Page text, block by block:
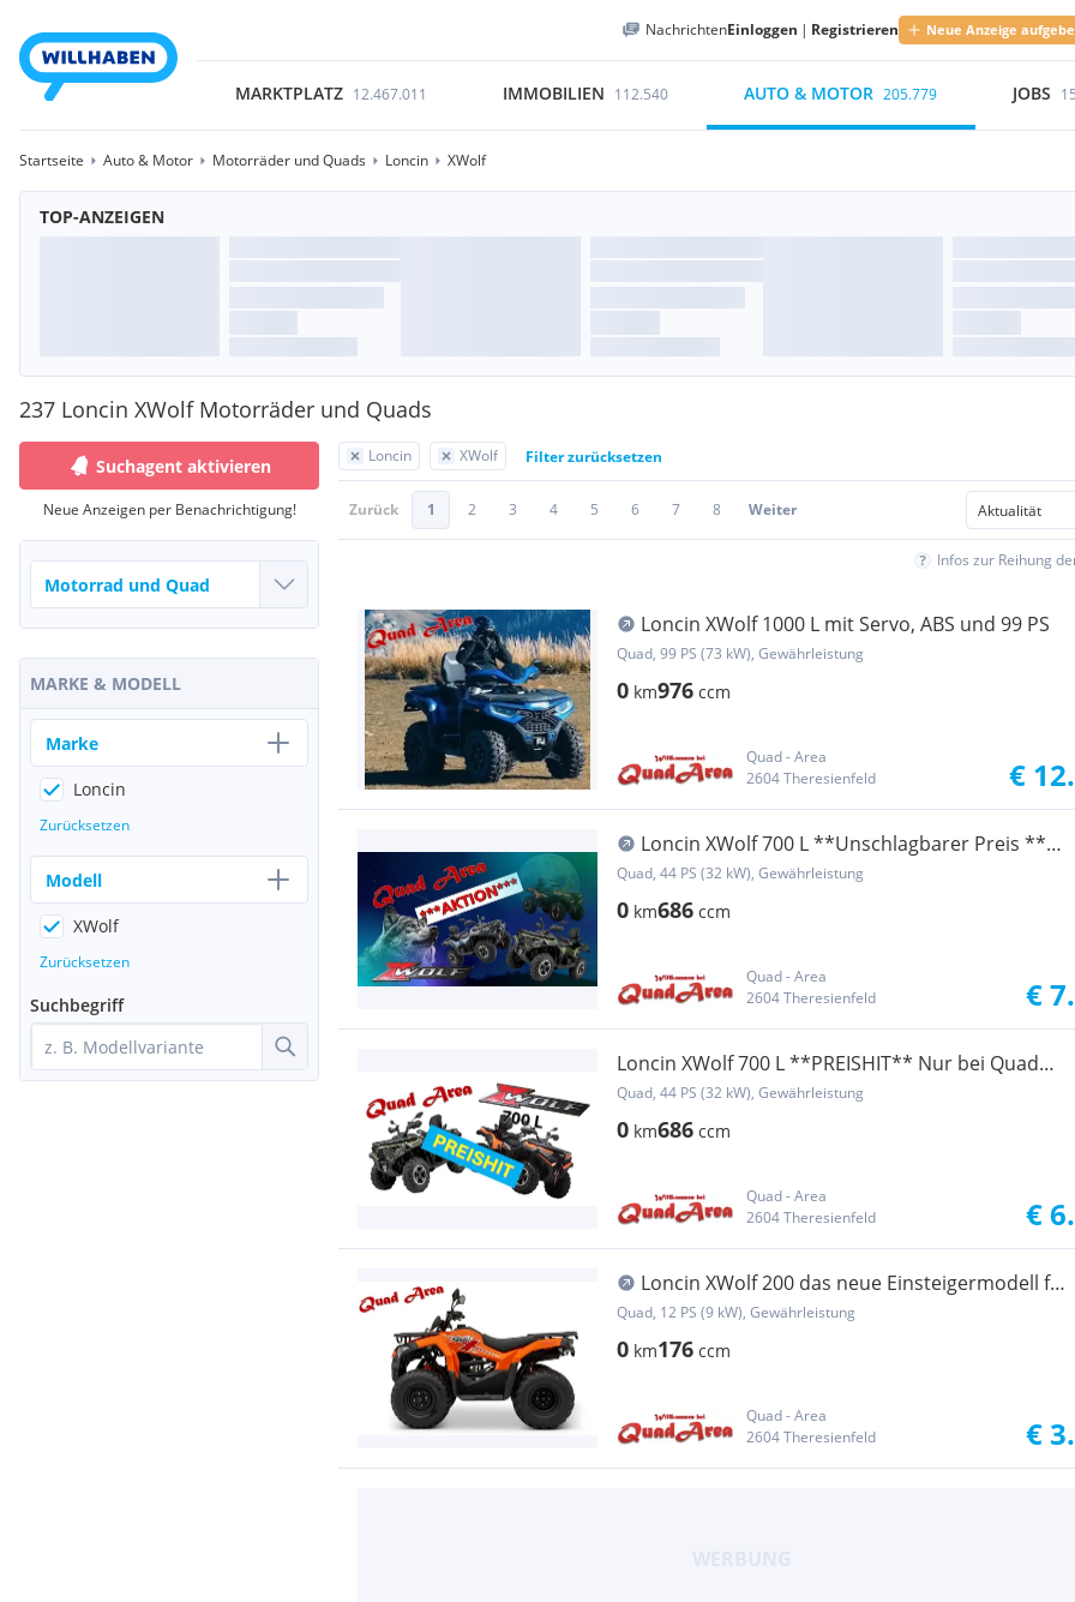
NachrichtenEinloggen | Registrieren Neue Anzeige
MARKTPLATZ 12.467.011 IMMOBILIEN 112.540 AUTO & MOTOR 205.779 JOBS
Startseite Auto & Motor Motorräder und Quads Loncin XWolf
TOP-ANZEIGEN
237 Loncin XWolf Motorräder und Quads
Loncin XWolf Filter zurücksetzen
Zurück 1 2 3 4 5 6 7 8 Weiter
Infos zur Reihung
Loncin XWolf 1000 L mit Servo, ABS und 99 PS
Quad, 99 PS (73 kW), Gewährleistung
0 km976 ccm
Quad - Area
2604 Theresienfeld
€
Loncin XWolf 700 L **Unschlagbarer Preis **
Nur bei Quad Area
Quad, 44 PS (32 kW), Gewährleistung
0 km686 ccm
Quad - Area
2604 Theresienfeld
€
Loncin XWolf 700 L **PREISHIT** Nur bei Quad
Area
Quad, 44 PS (32 kW), Gewährleistung
0 km686 ccm
Quad - Area
2604 Theresienfeld
€
Loncin XWolf 200 das neue Einsteigermodell für
jede Altersgr...
Quad, 12 PS (9 kW), Gewährleistung
0 km176 ccm
Quad - Area
2604 Theresienfeld
€
Suchagent aktivieren
Neue Anzeigen per Benachrichtigung!
MARKE & MODELL
Marke
Loncin
Zurücksetzen
Modell
XWolf
Zurücksetzen
Suchbegriff